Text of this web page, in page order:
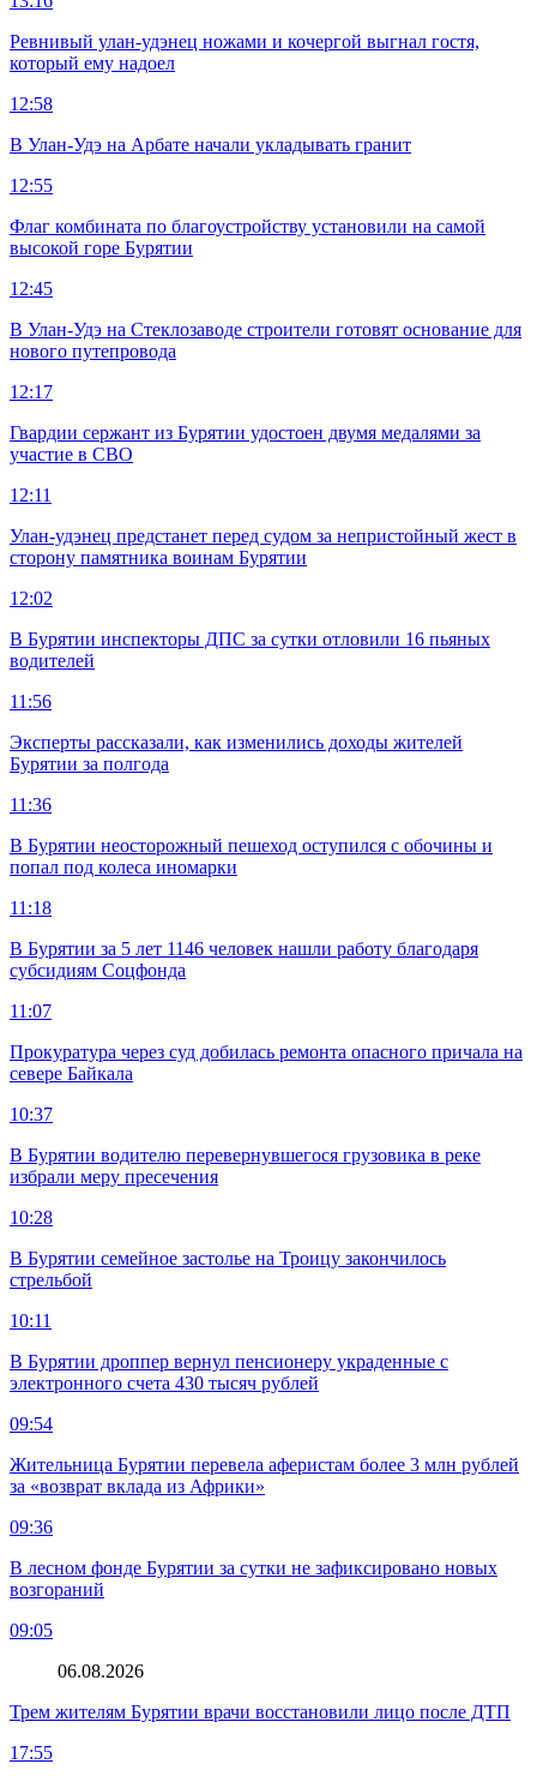
Ревнивый улан-удэнец ножами и кочергой выгнал гостя,
который ему надоел
12:58
В Улан-Удэ на Арбате начали укладывать гранит
12:55
Флаг комбината по благоустройству установили на самой
высокой горе Бурятии
12:45
В Улан-Удэ на Стеклозаводе строители готовят основание для
нового путепровода
12:17
Гвардии сержант из Бурятии удостоен двумя медалями за
участие в СВО
12:11
Улан-удэнец предстанет перед судом за непристойный жест в
сторону памятника воинам Бурятии
12:02
В Бурятии инспекторы ДПС за сутки отловили 16 пьяных
водителей
11:56
Эксперты рассказали, как изменились доходы жителей
Бурятии за полгода
11:36
В Бурятии неосторожный пешеход оступился с обочины и
попал под колеса иномарки
11:18
В Бурятии за 5 лет 1146 человек нашли работу благодаря
субсидиям Соцфонда
11:07
Прокуратура через суд добилась ремонта опасного причала на
севере Байкала
10:37
В Бурятии водителю перевернувшегося грузовика в реке
избрали меру пресечения
10:28
В Бурятии семейное застолье на Троицу закончилось
стрельбой
10:11
В Бурятии дроппер вернул пенсионеру украденные с
электронного счета 430 тысяч рублей
09:54
Жительница Бурятии перевела аферистам более 3 млн рублей
за «возврат вклада из Африки»
09:36
В лесном фонде Бурятии за сутки не зафиксировано новых
возгораний
09:05
06.08.2026
Трем жителям Бурятии врачи восстановили лицо после ДТП
17:55